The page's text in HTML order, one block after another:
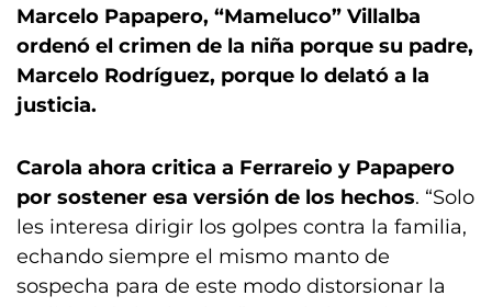
Marcelo Papapero, “Mameluco” Villalba
ordenó el crimen de la niña porque su padre,
Marcelo Rodríguez, porque lo delató a la
justicia.
Carola ahora critica a Ferrareio y Papapero
por sostener esa versión de los hechos. “Solo
les interesa dirigir los golpes contra la familia,
echando siempre el mismo manto de
sospecha para de este modo distorsionar la